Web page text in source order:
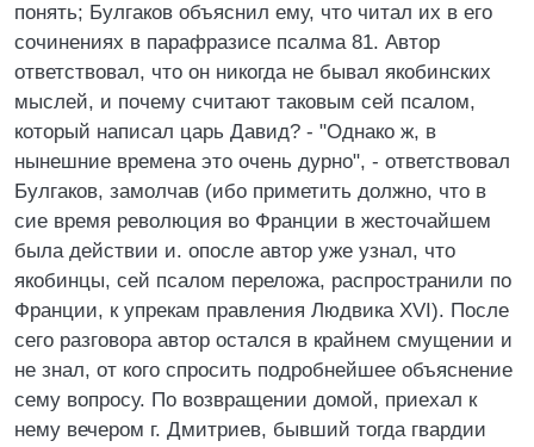
понять; Булгаков объяснил ему, что читал их в его
сочинениях в парафразисе псалма 81. Автор
ответствовал, что он никогда не бывал якобинских
мыслей, и почему считают таковым сей псалом,
который написал царь Давид? - "Однако ж, в
нынешние времена это очень дурно", - ответствовал
Булгаков, замолчав (ибо приметить должно, что в
сие время революция во Франции в жесточайшем
была действии и. опосле автор уже узнал, что
якобинцы, сей псалом переложа, распространили по
Франции, к упрекам правления Людвика XVI). После
сего разговора автор остался в крайнем смущении и
не знал, от кого спросить подробнейшее объяснение
сему вопросу. По возвращении домой, приехал к
нему вечером г. Дмитриев, бывший тогда гвардии